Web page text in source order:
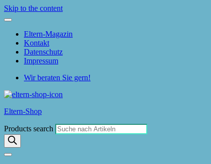
Skip to the content
Eltern-Magazin
Kontakt
Datenschutz
Impressum
Wir beraten Sie gern!
Eltern-Shop
Products search